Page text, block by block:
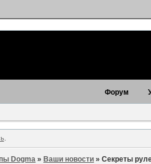
Форум
.
Dogma »Ваши новости »Секреты